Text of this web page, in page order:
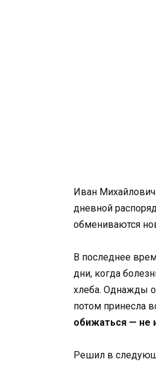
Иван
дневной
обмениваются
В последнее
дни, когда
хлеба. Однажды
потом принесла
обижаться — не
Решил в